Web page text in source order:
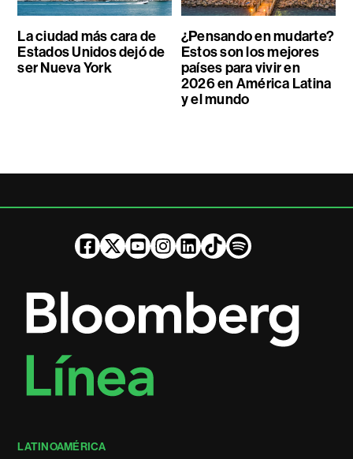
La ciudad más cara de
Estados Unidos dejó de
ser Nueva York
¿Pensando en mudarte?
Estos son los mejores
países para vivir en
2026 en América Latina
y el mundo
LATINOAMÉRICA